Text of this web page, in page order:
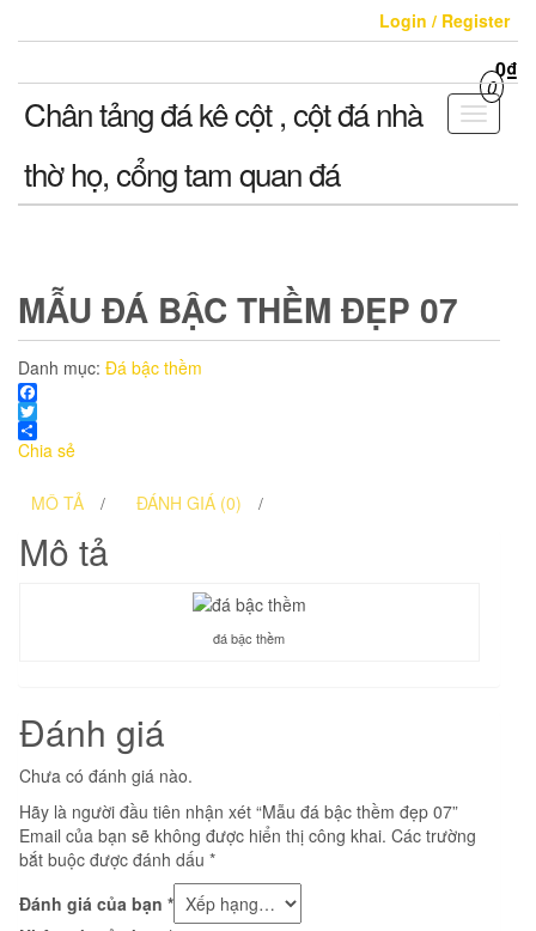
content
Login / Register
0
0₫
Toggle
Chân tảng đá kê cột , cột đá nhà
thờ họ, cổng tam quan đá
MẪU ĐÁ BẬC THỀM ĐẸP 07
Danh mục: Đá bậc thềm
Facebook
Twitter
Chia sẻ
MÔ TẢ ĐÁNH GIÁ (0)
Mô tả
đá bậc thềm
Đánh giá
Chưa có đánh giá nào.
Hãy là người đầu tiên nhận xét “Mẫu đá bậc thềm đẹp 07”
Email của bạn sẽ không được hiển thị công khai. Các trường
bắt buộc được đánh dấu *
Đánh giá của bạn *